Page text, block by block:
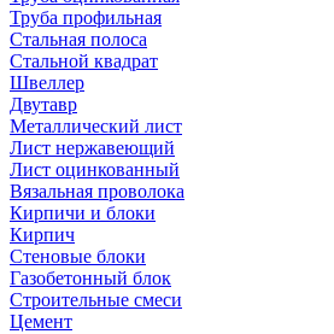
Труба профильная
Стальная полоса
Стальной квадрат
Швеллер
Двутавр
Металлический лист
Лист нержавеющий
Лист оцинкованный
Вязальная проволока
Кирпичи и блоки
Кирпич
Стеновые блоки
Газобетонный блок
Строительные смеси
Цемент